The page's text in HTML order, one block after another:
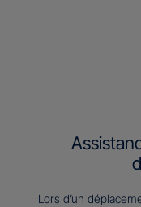
Lors d’un